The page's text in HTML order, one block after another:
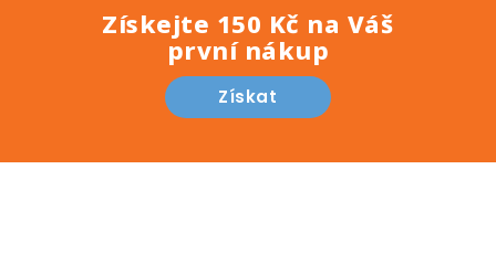
Získejte 150 Kč na Váš
první nákup
Získat